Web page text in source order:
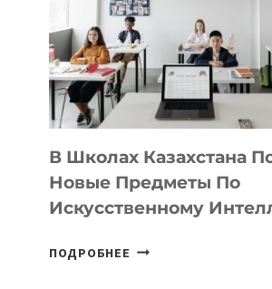
BY
MOST
—
МЕЖДУНАРОДНУЮ
ПРОГРАММУ
ДЛЯ
ТЕХНОЛОГИЧЕСКИХ
В Школах Казахстана
Новые Предметы По
Искусственному
ПОДРОБНЕЕ В